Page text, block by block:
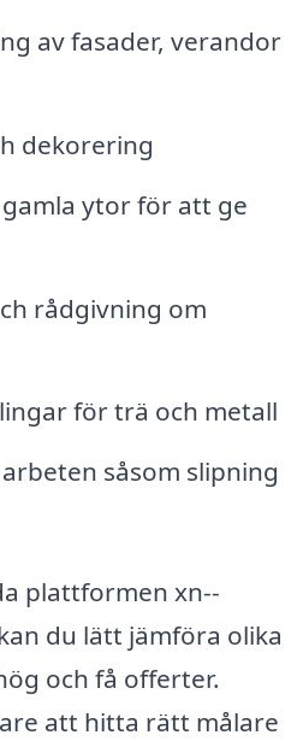
av fasader, verandor
dekorering
ytor för att ge
rådgivning om
för trä och metall
såsom slipning
plattformen xn--
du lätt jämföra olika
och få offerter.
att hitta rätt målare